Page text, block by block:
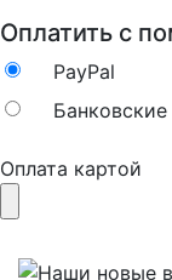
Оплатить с
PayPal
Оплата картой